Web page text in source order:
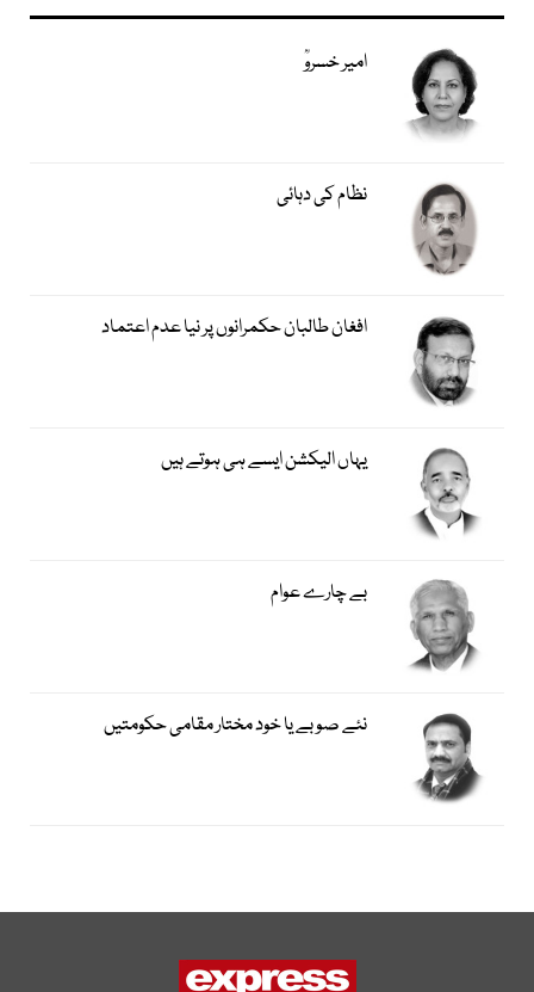
امیر خسروؒ
نظام کی دہائی
افغان طالبان حکمرانوں پر نیا عدم اعتماد
یہاں الیکشن ایسے ہی ہوتے ہیں
بے چارے عوام
نئے صوبے یا خود مختار مقامی حکومتیں